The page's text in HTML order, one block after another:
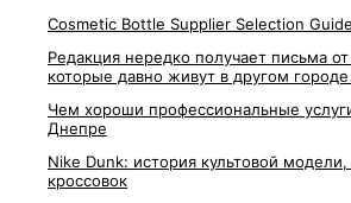
Cosmetic Bottle Supplier Selection Guide
Редакция нередко получает письма
которые давно живут в другом
Чем хороши профессиональные
Днепре
Nike Dunk: история культовой
кроссовок